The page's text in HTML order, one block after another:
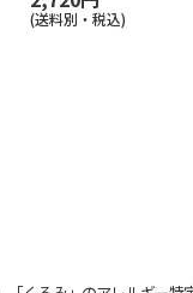
(送料別・税込)